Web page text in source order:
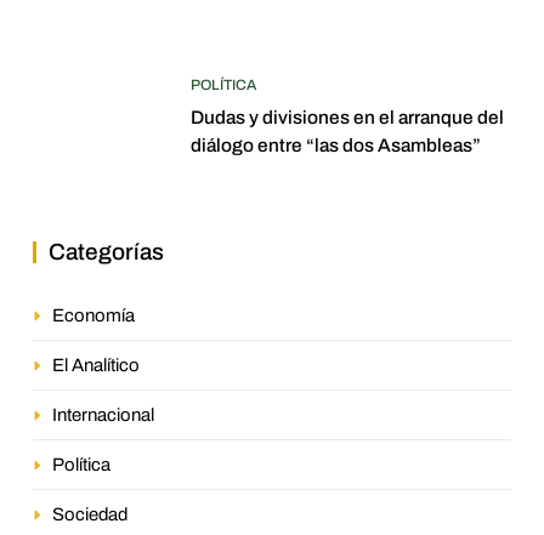
POLÍTICA
Dudas y divisiones en el arranque del
diálogo entre “las dos Asambleas”
Categorías
Economía
El Analítico
Internacional
Política
Sociedad